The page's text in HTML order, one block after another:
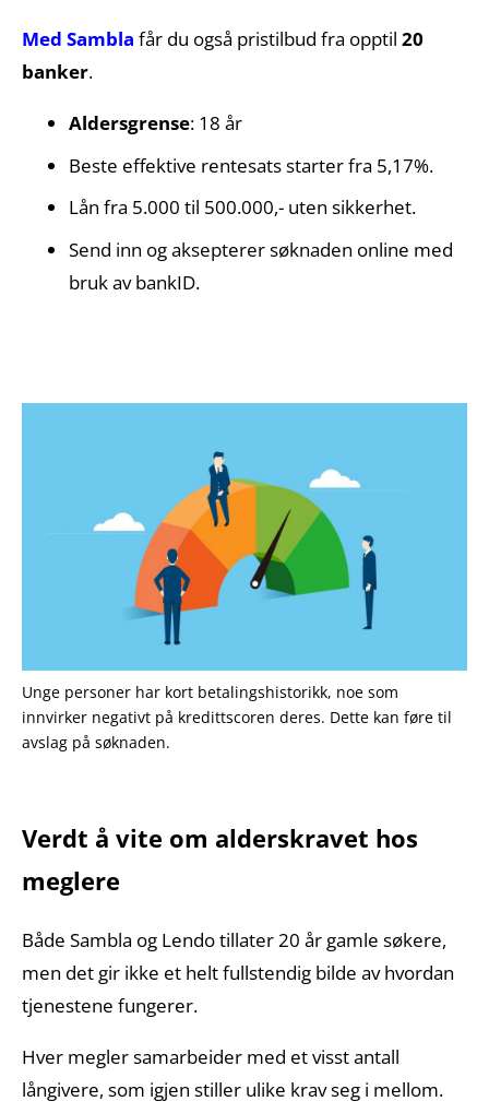
Med Sambla får du også pristilbud fra opptil20
banker.
Aldersgrense: 18 år
Beste effektive rentesats starter fra 5,17%.
Lån fra 5.000 til 500.000,- uten sikkerhet.
Send inn og aksepterer søknaden online med
bruk av bankID.
Unge personer har kort betalingshistorikk, noe som
innvirker negativt på kredittscoren deres. Dette kan føre til
avslag på søknaden.
Verdt å vite om alderskravet hos
meglere
Både Sambla og Lendo tillater 20 år gamle søkere,
men det gir ikke et helt fullstendig bilde av hvordan
tjenestene fungerer.
Hver megler samarbeider med et visst antall
långivere, som igjen stiller ulike krav seg i mellom.